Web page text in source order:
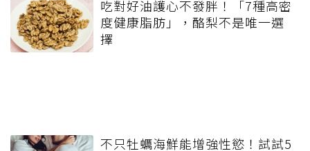
吃對好油護心不發胖！「7種高密
度健康脂肪」，酪梨不是唯一選
擇
不只牡蠣海鮮能增強性慾！試試5